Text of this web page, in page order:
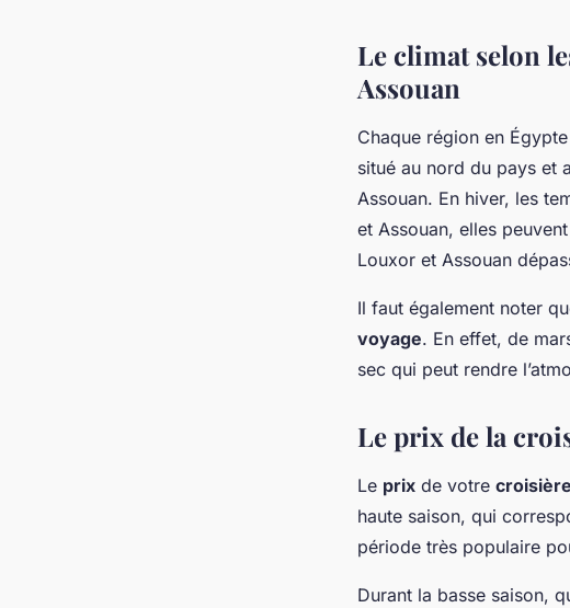
Le climat selon
Assouan
Chaque région en
situé au nord du pays et
Assouan. En hiver, les
et Assouan, elles
Louxor et Assouan
Il faut également noter
voyage. En effet, de
sec qui peut rendre
Le prix de la
Le prix de votre croisière
haute saison, qui
période très populaire
Durant la basse saison,